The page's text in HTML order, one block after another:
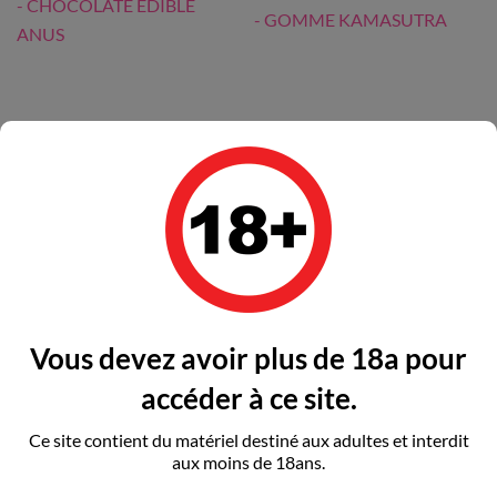
Vous devez avoir plus de 18a pour
accéder à ce site.
Ce site contient du matériel destiné aux adultes et interdit
aux moins de 18ans.
SPENCER & FLEETWOOD -...
SPENCER & FLEETWOOD -
GOMME...